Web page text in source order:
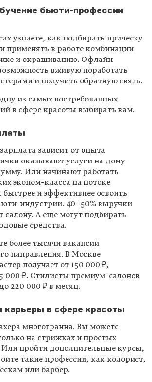
бьюти-профессии
узнаете, как подбирать прическу
применять в работе комбинации
и окрашиванию. Офлайн
вживую поработать
и получить обратную связь.
из самых востребованных
в сфере красоты выбирать вам.
зависит от опыта
оказывают услуги на дому
Или начинают работать
эконом-класса на потоке
и эффективнее освоить
индустрии. 40–50% выручки
салону. А еще могут подбирать
средства.
более тысячи вакансий
направления. В Москве
получает от 150 000 ₽,
000 ₽. Стилисты премиум-салонов
220 000 ₽ в месяц.
карьеры в сфере красоты
многогранна. Вы можете
на стрижках и простых
пройти дополнительные курсы,
такие профессии, как колорист,
или барбер.